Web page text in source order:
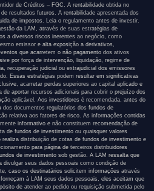
de Créditos – FGC. A rentabilidade obtida no
resultados futuros. A rentabilidade apresentada dos
de impostos. Leia o regulamento antes de investir.
da LAM, através de suas estratégias de
a diversos riscos inerentes ao negócio, como
emissor e alta exposição a derivativos,
que acarretem o não pagamento dos ativos
por força de intervenção, liquidação, regime de
recuperação judicial ou extrajudicial dos emissores
Essas estratégias podem resultar em significativas
acarretar perdas superiores ao capital aplicado e
de aportar recursos adicionais para cobrir o prejuízo dos
aplicável. Aos investidores é recomendada, antes do
dos documentos regulatórios dos fundos de
relativa aos fatores de risco. As informações contidas
informativo e não constituem recomendação de
de fundos de investimento ou quaisquer valores
realiza distribuição de cotas de fundos de investimento e
para página de terceiros distribuidores
de investimento sob gestão. A LAM ressalta que
divulgar seus dados pessoais como condição de
caso os destinatários solicitem informações através
à LAM seus dados pessoais, eles aceitam que
de atender ao pedido ou requisição submetida pelo